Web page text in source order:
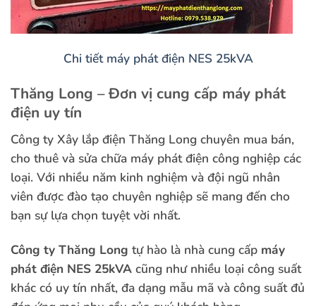
Chi tiết máy phát điện NES 25kVA
Thăng Long – Đơn vị cung cấp máy phát
điện uy tín
Công ty Xây lắp điện Thăng Long chuyên mua bán,
cho thuê và sửa chữa máy phát điện công nghiệp các
loại. Với nhiều năm kinh nghiệm và đội ngũ nhân
viên được đào tạo chuyên nghiệp sẽ mang đến cho
bạn sự lựa chọn tuyệt vời nhất.
Công ty Thăng Long tự hào là nhà cung cấp máy
phát điện NES 25kVA cũng như nhiều loại công suất
khác có uy tín nhất, đa dạng mẫu mã và công suất đủ